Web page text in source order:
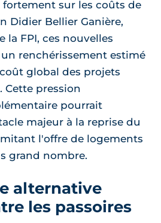
sur les coûts de
Didier Bellier Ganière,
la FPI, ces nouvelles
renchérissement estimé
global des projets
Cette pression
pourrait
majeur à la reprise du
l'offre de logements
grand nombre.
alternative
les passoires